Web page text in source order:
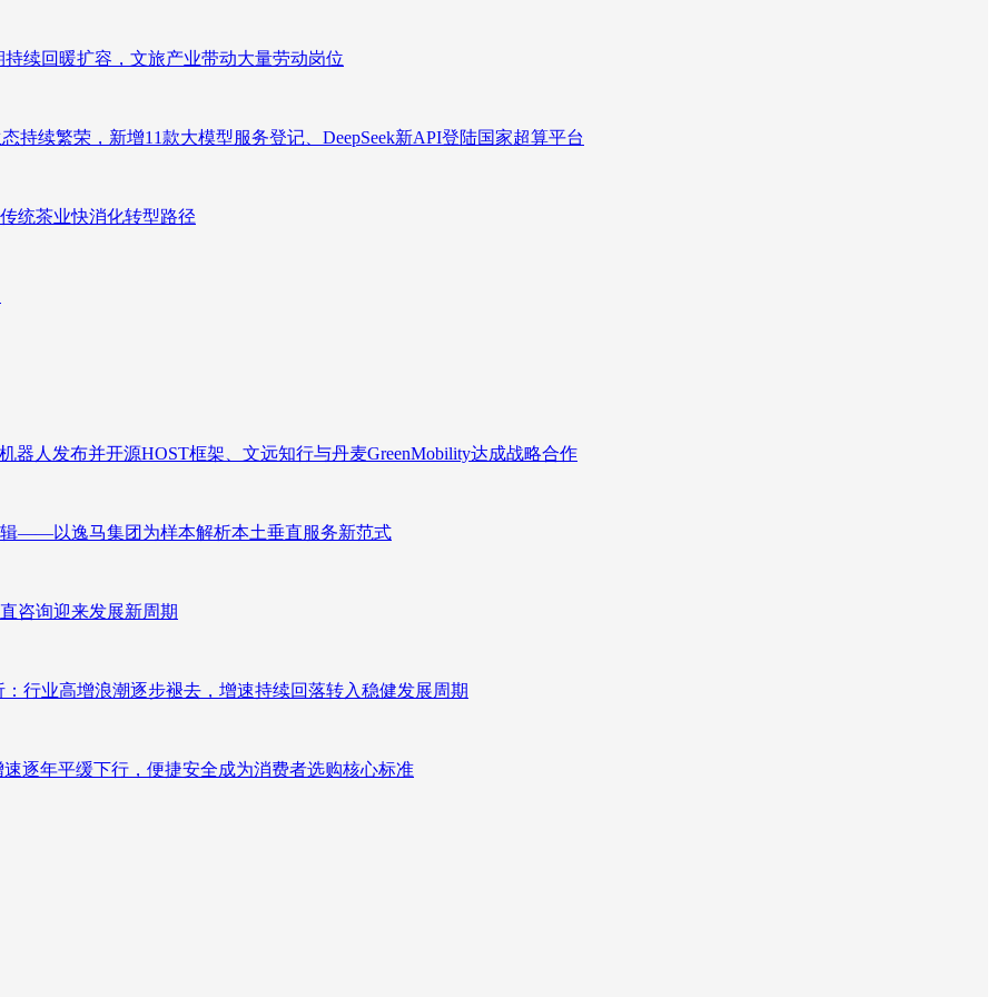
续回暖扩容，文旅产业带动大量劳动岗位
续繁荣，新增11款大模型服务登记、DeepSeek新API登陆国家超算平台
统茶业快消化转型路径
器人发布并开源HOST框架、文远知行与丹麦GreenMobility达成战略合作
——以逸马集团为样本解析本土垂直服务新范式
咨询迎来发展新周期
行业高增浪潮逐步褪去，增速持续回落转入稳健发展周期
逐年平缓下行，便捷安全成为消费者选购核心标准